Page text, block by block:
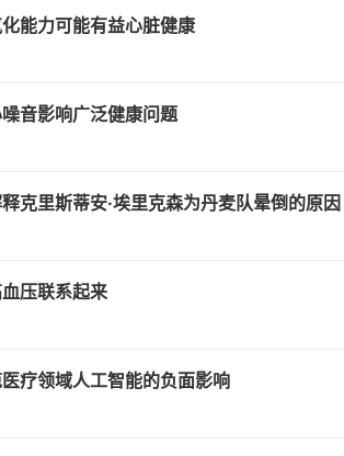
能力可能有益心脏健康
音影响广泛健康问题
克里斯蒂安·埃里克森为丹麦队晕倒的原因
压联系起来
疗领域人工智能的负面影响